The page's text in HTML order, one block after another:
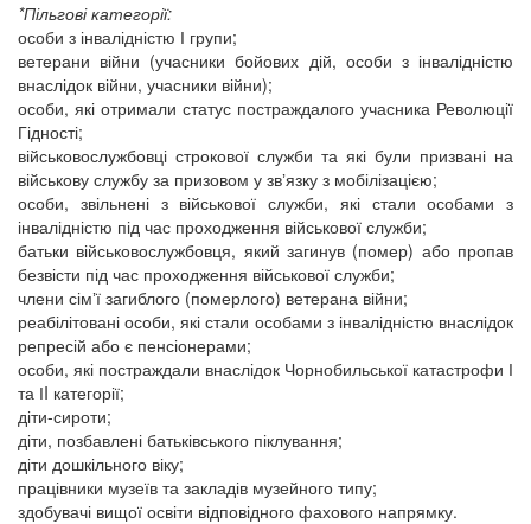
*Пільгові категорії:
особи з інвалідністю І групи;
ветерани війни (учасники бойових дій, особи з інвалідністю
внаслідок війни, учасники війни);
особи, які отримали статус постраждалого учасника Революції
Гідності;
військовослужбовці строкової служби та які були призвані на
військову службу за призовом у звʼязку з мобілізацією;
особи, звільнені з військової служби, які стали особами з
інвалідністю під час проходження військової служби;
батьки військовослужбовця, який загинув (помер) або пропав
безвісти під час проходження військової служби;
члени сімʼї загиблого (померлого) ветерана війни;
реабілітовані особи, які стали особами з інвалідністю внаслідок
репресій або є пенсіонерами;
особи, які постраждали внаслідок Чорнобильської катастрофи І
та ІI категорії;
діти-сироти;
діти, позбавлені батьківського піклування;
діти дошкільного віку;
працівники музеїв та закладів музейного типу;
здобувачі вищої освіти відповідного фахового напрямку.